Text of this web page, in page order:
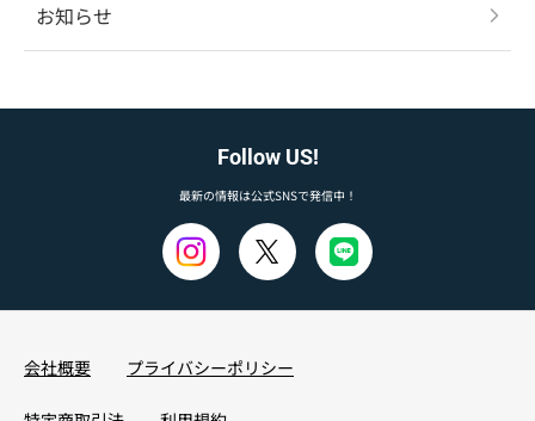
お知らせ
Follow US!
最新の情報は公式SNSで発信中！
会社概要 プライバシーポリシー